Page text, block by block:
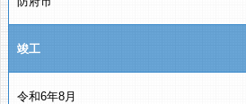
竣工
令和6年8月